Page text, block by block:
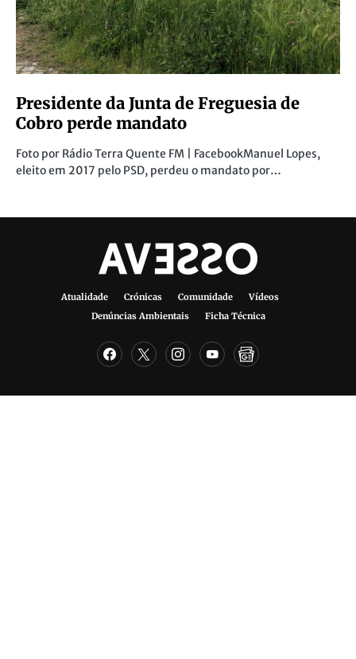
Presidente da Junta de Freguesia de
Cobro perde mandato
Foto por Rádio Terra Quente FM | FacebookManuel Lopes,
eleito em 2017 pelo PSD, perdeu o mandato por…
Atualidade Crónicas Comunidade
Vídeos
Denúncias Ambientais
Ficha Técnica